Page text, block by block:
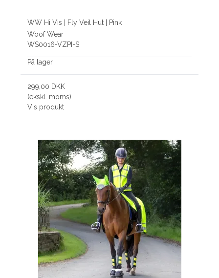
WW Hi Vis | Fly Veil Hut | Pink
Woof Wear
WS0016-VZPI-S
På lager
299,00 DKK
(ekskl. moms)
Vis produkt